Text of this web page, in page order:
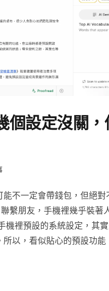
個設定沒關
不一定會帶錢包，但絕
繫朋友，手機裡幾乎裝著
機裡預設的系統設定，其
以，看似貼心的預設功